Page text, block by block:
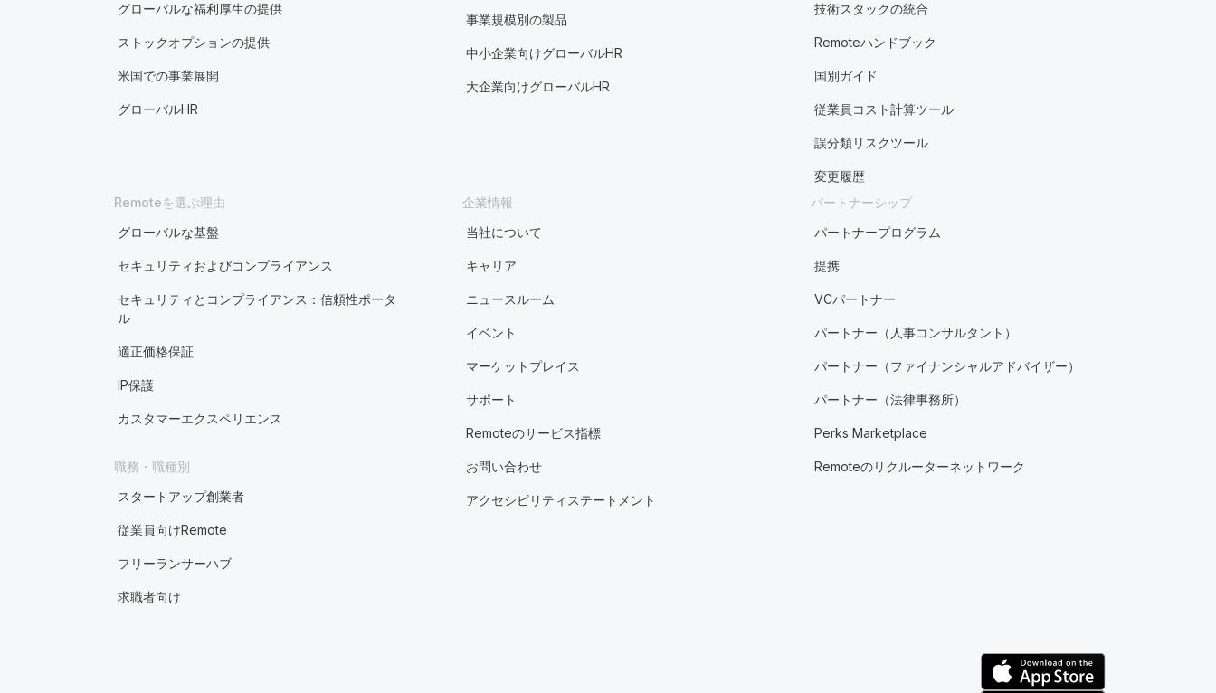
グローバルな福利厚生の提供
ストックオプションの提供
米国での事業展開
グローバルHR
事業規模別の製品
中小企業向けグローバルHR
大企業向けグローバルHR
技術スタックの統合
Remoteハンドブック
国別ガイド
従業員コスト計算ツール
誤分類リスクツール
変更履歴
Remoteを選ぶ理由
グローバルな基盤
セキュリティおよびコンプライアンス
セキュリティとコンプライアンス：信頼性ポータ
ル
適正価格保証
IP保護
カスタマーエクスペリエンス
職務・職種別
スタートアップ創業者
従業員向けRemote
フリーランサーハブ
求職者向け
企業情報
当社について
キャリア
ニュースルーム
イベント
マーケットプレイス
サポート
Remoteのサービス指標
お問い合わせ
アクセシビリティステートメント
パートナーシップ
パートナープログラム
提携
VCパートナー
パートナー（人事コンサルタント）
パートナー（ファイナンシャルアドバイザー）
パートナー（法律事務所）
Perks Marketplace
Remoteのリクルーターネットワーク